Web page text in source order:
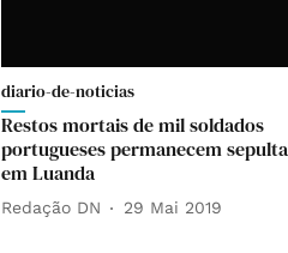
diario-de-noticias
Restos mortais de mil soldados
portugueses permanecem
em Luanda
Redação DN 29 Mai 2019